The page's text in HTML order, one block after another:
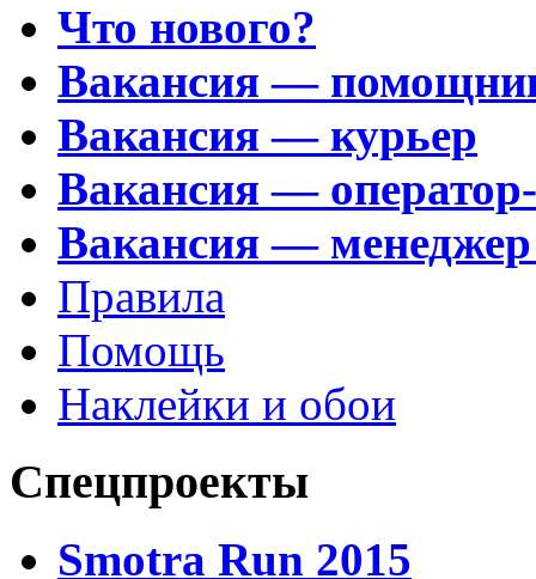
Что нового?
Вакансия —
Вакансия — курьер
Вакансия —
Вакансия —
Правила
Помощь
Наклейки и обои
Спецпроекты
Smotra Run 2015